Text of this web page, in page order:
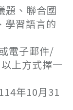
、聯合國
學習語言的
電子郵件/
上方式擇一
年10月31